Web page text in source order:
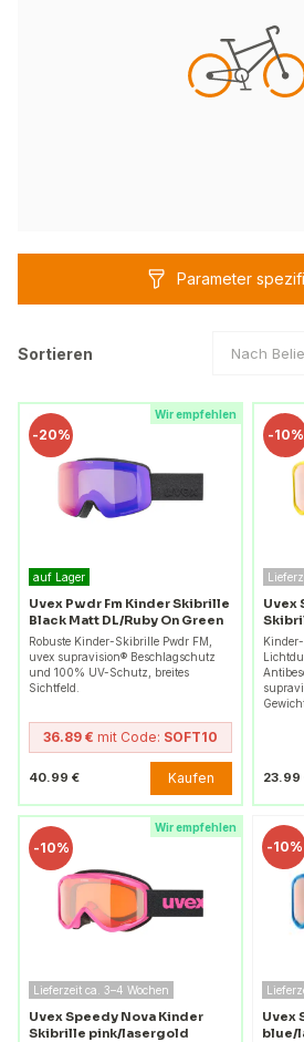
Parameter
Sortieren Nach
Wir empfehlen
-20%
auf Lager
Uvex Pwdr Fm Kinder Skibrille
Black Matt DL/Ruby On Green
Robuste Kinder-Skibrille Pwdr FM,
uvex supravision® Beschlagschutz
und 100% UV-Schutz, breites
Sichtfeld.
36.89 € mit Code: SOFT10
40.99 € Kaufen
-10%
Uvex
23.99
Wir empfehlen
-10%
Lieferzeit ca. 3–4 Wochen
Uvex Speedy Nova Kinder
Skibrille pink/lasergold
-10%
Uvex
blue/